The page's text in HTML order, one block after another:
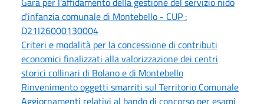
d'infanzia comunale di Montebello - CUP :
D21I26000130004
Criteri e modalità per la concessione di contributi
economici finalizzati alla valorizzazione dei centri
storici collinari di Bolano e di Montebello
Rinvenimento oggetti smarriti sul Territorio Comunale
Aggiornamenti relativi al bando di concorso per esami